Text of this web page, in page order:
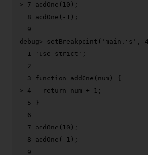
> 7 addOne(10);
  8 addOne(-1);
debug> setBreakpoint( 'main.js' ,
  1 'use strict';
  2
> 4 return num + 1;
  5 }
  6
  7 addOne(10);
  8 addOne(-1);